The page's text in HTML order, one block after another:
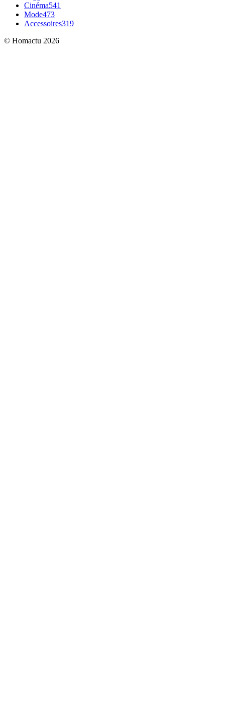
Cinéma541
Mode473
Accessoires319
© Homactu 2026